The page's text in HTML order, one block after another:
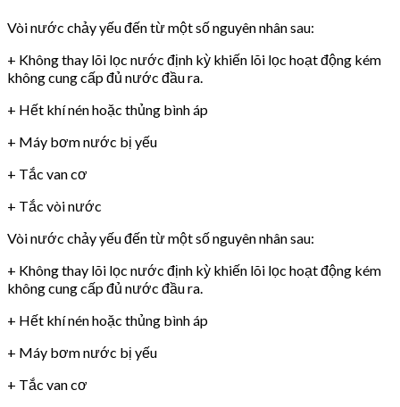
Vòi nước chảy yếu đến từ một số nguyên nhân sau:
+ Không thay lõi lọc nước định kỳ khiến lõi lọc hoạt động kém
không cung cấp đủ nước đầu ra.
+ Hết khí nén hoặc thủng bình áp
+ Máy bơm nước bị yếu
+ Tắc van cơ
+ Tắc vòi nước
Vòi nước chảy yếu đến từ một số nguyên nhân sau:
+ Không thay lõi lọc nước định kỳ khiến lõi lọc hoạt động kém
không cung cấp đủ nước đầu ra.
+ Hết khí nén hoặc thủng bình áp
+ Máy bơm nước bị yếu
+ Tắc van cơ